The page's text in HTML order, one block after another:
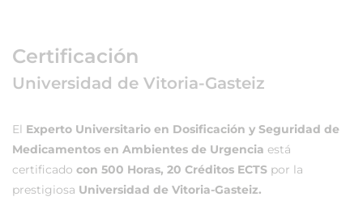
Certificación
Universidad de Vitoria-Gasteiz
El Experto Universitario en Dosificación y Seguridad de
Medicamentos en Ambientes de Urgencia está
certificado con 500 Horas, 20 Créditos ECTS por la
prestigiosa Universidad de Vitoria-Gasteiz.